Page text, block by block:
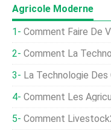
Agricole Moderne
Comment Faire De Votre
Comment La Technologie
La Technologie Des Capteurs
Comment Les
Comment Livestock247 Autonomise Les